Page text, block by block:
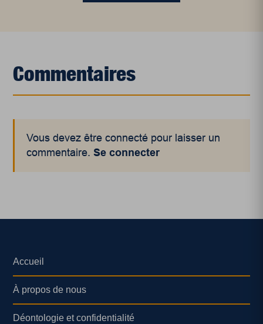
Commentaires
Vous devez être connecté pour laisser un
commentaire.Se connecter
Accueil
À propos de nous
Déontologie et confidentialité